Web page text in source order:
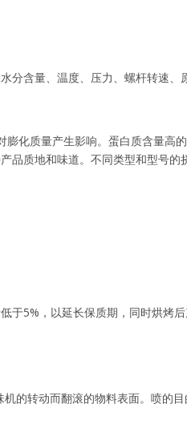
分含量、温度、压力、螺杆转速、
化质量产生影响。蛋白质含量高
品质地和味道。不同类型和型号的
于5%，以延长保质期，同时烘烤
的转动而翻滚的物料表面。喷的